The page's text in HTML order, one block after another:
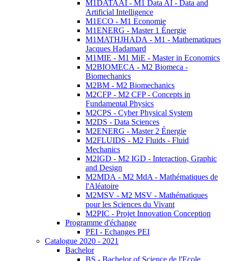
M1DATAAI - M1 Data AI - Data and
Artificial Intelligence
M1ECO - M1 Economie
M1ENERG - Master 1 Énergie
M1MATHJHADA - M1 - Mathematiques
Jacques Hadamard
M1MIE - M1 MiE - Master in Economics
M2BIOMECA - M2 Biomeca -
Biomechanics
M2BM - M2 Biomechanics
M2CFP - M2 CFP - Concepts in
Fundamental Physics
M2CPS - Cyber Physical System
M2DS - Data Sciences
M2ENERG - Master 2 Énergie
M2FLUIDS - M2 Fluids - Fluid
Mechanics
M2IGD - M2 IGD - Interaction, Graphic
and Design
M2MDA - M2 MdA - Mathématiques de
l'Aléatoire
M2MSV - M2 MSV - Mathématiques
pour les Sciences du Vivant
M2PIC - Projet Innovation Conception
Programme d'échange
PEI - Echanges PEI
Catalogue 2020 - 2021
Bachelor
BS - Bachelor of Science de l'Ecole